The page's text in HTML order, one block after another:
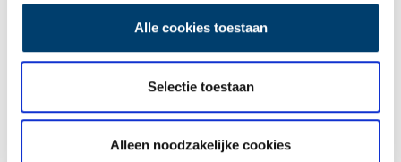
Alle cookies toestaan
Selectie toestaan
Alleen noodzakelijke cookies